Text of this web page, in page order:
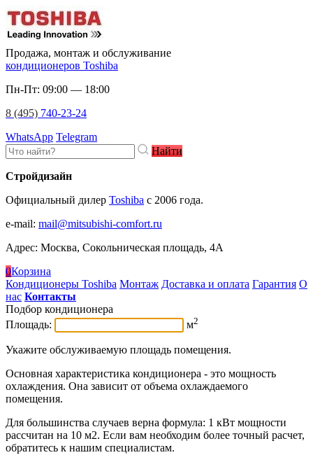
Продажа, монтаж и обслуживание
кондиционеров Toshiba
Пн-Пт: 09:00 — 18:00
8 (495) 740-23-24
WhatsApp Telegram
Найти
Стройдизайн
Официальный дилер Toshiba c 2006 года.
e-mail: mail@mitsubishi-comfort.ru
Адрес: Москва, Сокольническая площадь, 4А
0Корзина
Кондиционеры Toshiba Монтаж Доставка и оплата Гарантия О
нас Контакты
Подбор кондиционера
Площадь:
м2
Укажите обслуживаемую площадь помещения.
Основная характеристика кондиционера - это мощность
охлаждения. Она зависит от объема охлаждаемого
помещения.
Для большинства случаев верна формула: 1 кВт мощности
рассчитан на 10 м2. Если вам необходим более точный расчет,
обратитесь к нашим специалистам.